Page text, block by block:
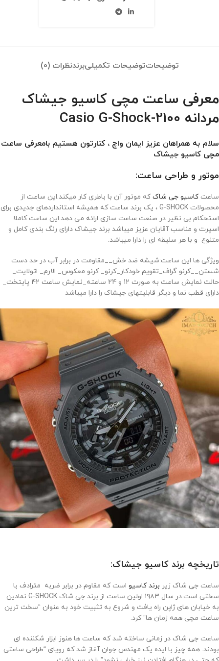
توضیحاتتوضیحات تکمیلیبرندنظرات (0)
معرفی ساعت مچی کاسیو جیشاک
مردانه Casio G-Shock-2100
سلام به همراهان عزیز ایمان واچ ، کنارتون هستیم بامعرفی ساعت
مچی کاسیو جیشاک
موتور و طراحی ساعت:
ساعتکاسیو جی شاککه موتور آن با باطری کار میکند.این ساعت از
محصولات G-SHOCK ، یک برند ساعت که همیشه استانداردهای جدیدی برای
استحکام بی نظیر در صنعت ساعت سازی ارائه می دهد.این ساعت کاملا
اسپرت و مناسب آقایان عزیز میباشد برند جیشاک دارای رنگ بندی کامل و
متنوع و با هر سلیقه ای را دارا میباشد.
ویژگی ها این ساعت:شیشه ضد خش__مقاومت در برابر آب در حد دست
شستن__کرنو گراف_تقویم خودکار_کرنو_ کرنو معکوس_ الارم_ اتولایت_
حالت نمایش ساعت به صورت 12 و 24 ساعته_نمایش ساعت 42 پایتخت_
دارای قطب نما و دیگر قابلیتهای جیشاک را دارا میباشد
تاریخچه برند کاسیو جیشاک:
ساعت جی شاک زیر برند کاسیو است که مقاوم در برابر ضربه مترادف با
سختی است.در سال ۱۹۸۳ اولین ساعت از برند جی شاک G-SHOCK نمادین
به خیابان های ژاپن راه یافت و شروع به تثبیت خود به عنوان “سخت ترین
ساعت مچی همه زمان ها” کرد.
ساعت جی شاک در زمانی ساخته شد که ساعت ها هنوز ابزار شکننده ای
بودند. همه چیز با ایده یک مهندس جوان آغاز شد که رویای “طراحی ساعتی